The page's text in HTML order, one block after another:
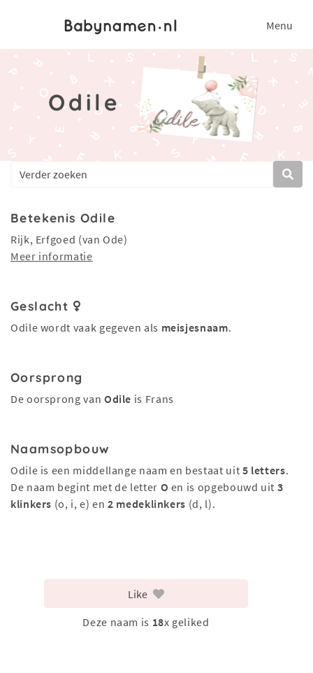
Menu
Odile
Betekenis Odile
Rijk, Erfgoed (van Ode)
Meer informatie
Geslacht
Odile wordt vaak gegeven als meisjesnaam.
Oorsprong
De oorsprong van Odile is Frans
Naamsopbouw
Odile is een middellange naam en bestaat uit 5 letters.
De naam begint met de letter O en is opgebouwd uit 3
klinkers (o, i, e) en2 medeklinkers (d, l).
Like
Deze naam is 18x geliked